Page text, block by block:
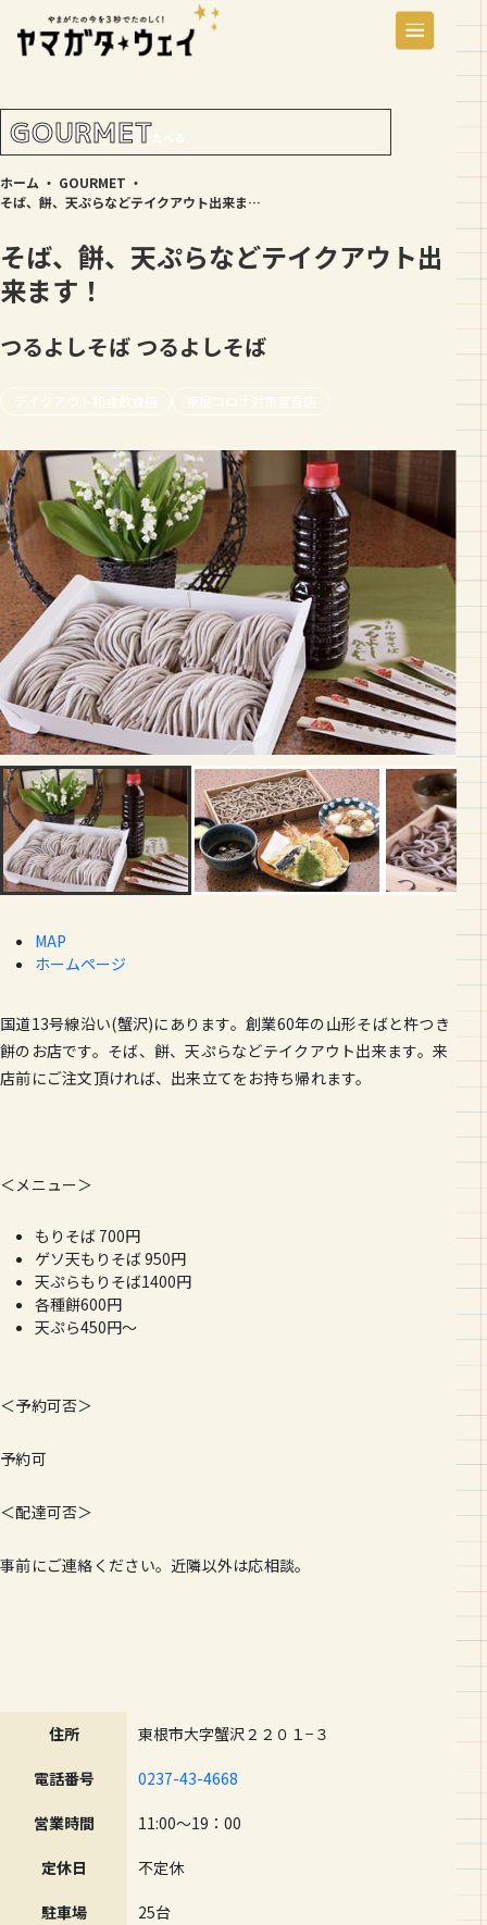
GOURMETたべる
ホーム ・ GOURMET ・
そば、餅、天ぷらなどテイクアウト出来ます！
そば、餅、天ぷらなどテイクアウト出
来ます！
つるよしそば つるよしそば
テイクアウト和食飲食店 東根コロナ対策宣言店
MAP
ホームページ
国道13号線沿い(蟹沢)にあります。創業60年の山形そばと杵つき
餅のお店です。そば、餅、天ぷらなどテイクアウト出来ます。 来
店前にご注文頂ければ、出来立てをお持ち帰れます。
＜メニュー＞
もりそば 700円
ゲソ天もりそば 950円
天ぷらもりそば1400円
各種餅600円
天ぷら450円～
＜予約可否＞
予約可
＜配達可否＞
事前にご連絡ください。近隣以外は応相談。
住所 東根市大字蟹沢２２０１−３
電話番号 0237-43-4668
営業時間 11:00～19：00
定休日 不定休
駐車場 25台